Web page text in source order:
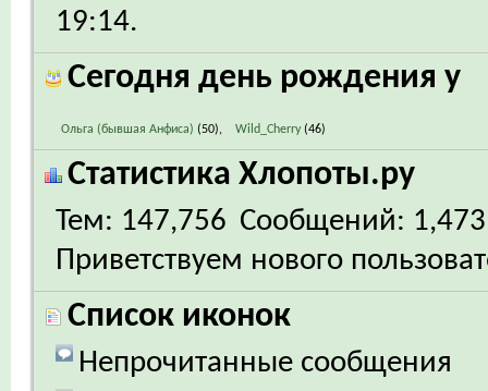
19:14.
Сегодня день рождения у
Ольга (бывшая Анфиса) (50) Wild_Cherry (46)
Статистика Хлопоты.ру
Тем 147,756 Сообщений
Приветствуем нового
Список иконок
Непрочитанные сообщения